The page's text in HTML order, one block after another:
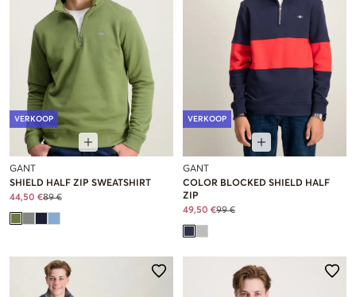
VERKOOP
GANT
SHIELD HALF ZIP SWEATSHIRT
44,50 €89 €
VERKOOP
GANT
COLOR BLOCKED SHIELD HALF
ZIP
49,50 €99 €